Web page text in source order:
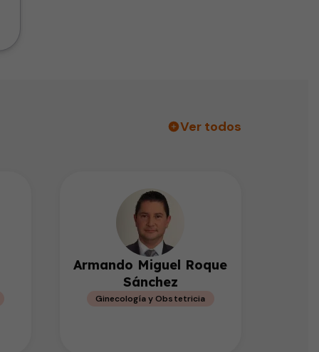
Ver todos
Armando Miguel Roque
Sánchez
Ginecología y Obstetricia